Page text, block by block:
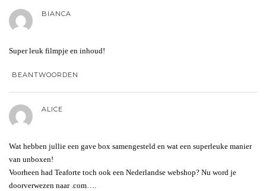
BIANCA
Super leuk filmpje en inhoud!
BEANTWOORDEN
ALICE
Wat hebben jullie een gave box samengesteld en wat een superleuke manier
van unboxen!
Voorheen had Teaforte toch ook een Nederlandse webshop? Nu word je
doorverwezen naar .com….